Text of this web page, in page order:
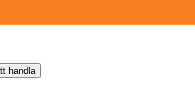
handla